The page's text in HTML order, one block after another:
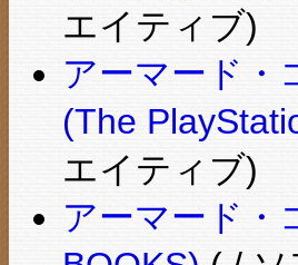
エイティブ)
アーマード・
(The
エイティブ)
アーマード・